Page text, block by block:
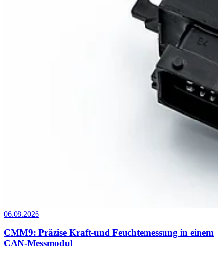
06.08.2026
CMM9: Präzise Kraft-und Feuchtemessung in einem
CAN-Messmodul